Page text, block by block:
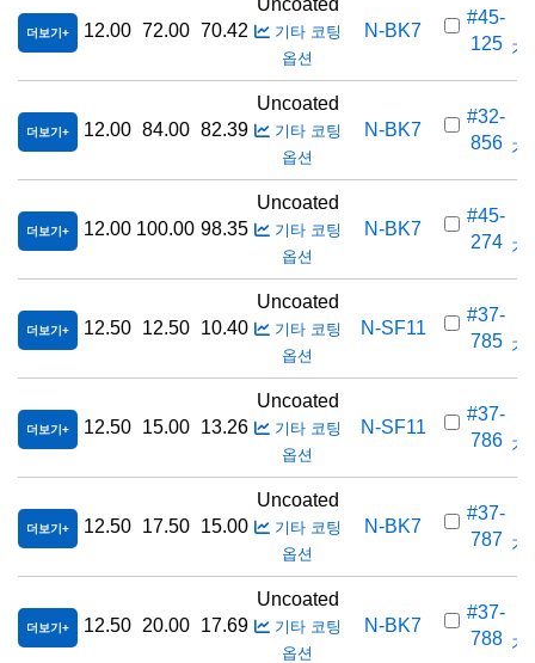
더보기 12.00 72.00 70.42
Uncoated
기타 코팅
옵션
N-BK7
#45-
125 가
더보기 12.00 84.00 82.39
Uncoated
기타 코팅
옵션
N-BK7
#32-
856 가
더보기 12.00 100.00 98.35
Uncoated
기타 코팅
옵션
N-BK7
#45-
274 가
더보기 12.50 12.50 10.40
Uncoated
기타 코팅
옵션
N-SF11
#37-
785 가
더보기 12.50 15.00 13.26
Uncoated
기타 코팅
옵션
N-SF11
#37-
786 가
더보기 12.50 17.50 15.00
Uncoated
기타 코팅
옵션
N-BK7
#37-
787 가
더보기 12.50 20.00 17.69
Uncoated
기타 코팅
옵션
N-BK7
#37-
788 가